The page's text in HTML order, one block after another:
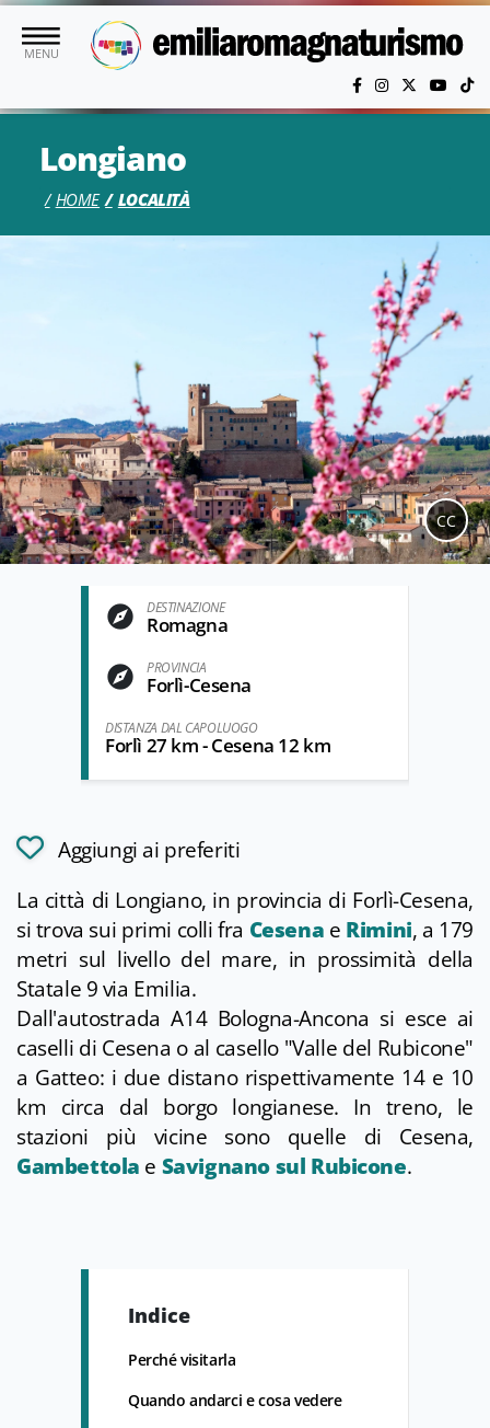
Vai al contenuto principale
MENU
Longiano
HOME LOCALITÀ
CC
DESTINAZIONE
Romagna
PROVINCIA
Forlì-Cesena
DISTANZA DAL CAPOLUOGO
Forlì 27 km - Cesena 12 km
Aggiungi ai preferiti
La città di Longiano, in provincia di Forlì-Cesena,
si trova sui primi colli fra Cesena e Rimini, a 179
metri sul livello del mare, in prossimità della
Statale 9 via Emilia.
Dall'autostrada A14 Bologna-Ancona si esce ai
caselli di Cesena o al casello "Valle del Rubicone"
a Gatteo: i due distano rispettivamente 14 e 10
km circa dal borgo longianese. In treno, le
stazioni più vicine sono quelle di Cesena,
Gambettola e Savignano sul Rubicone.
Indice
Perché visitarla
Quando andarci e cosa vedere